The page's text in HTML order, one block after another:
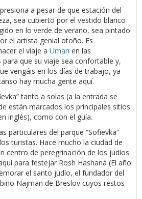
a pesar de que estación del
sea cubierto por el vestido blanco
en lo verde de verano, sea pintado
el artista genial otoño. Es
el viaje a Uman en las
que su viaje sea confortable y,
vengáis en los días de trabajo, ya
hay mucha gente aquí.
tanto a solas (a la entrada se
están marcados los principales sitios
inglés), como con el guía.
particulares del parque “Sofievka”
turistas. Hace mucho la ciudad de
centro de peregrinación de los judíos
para festejar Rosh Hashaná (El año
el santo judío, el fundador del
Najman de Breslov cuyos restos